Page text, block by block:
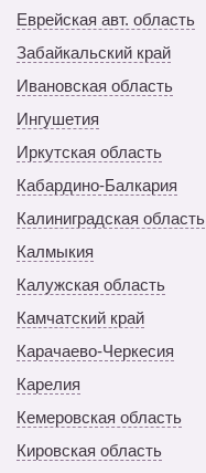
Еврейская авт. область
Забайкальский край
Ивановская область
Ингушетия
Иркутская область
Кабардино-Балкария
Калиниградская область
Калмыкия
Калужская область
Камчатский край
Карачаево-Черкесия
Карелия
Кемеровская область
Кировская область